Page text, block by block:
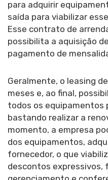
para adquirir
saída para viabilizar
Esse contrato de
possibilita a aquisição
pagamento de
Geralmente, o leasing
meses e, ao final,
todos os equipamentos
bastando realizar a
momento, a empresa
dos equipamentos,
fornecedor, o que
descontos expressivos,